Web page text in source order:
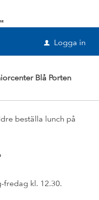
u Logga in
Blå Porten
beställa lunch på
fredag kl. 12.30.